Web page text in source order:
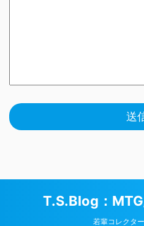
T.S.Blog：
若輩コレクタ